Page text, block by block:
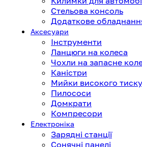
Стельова консоль
Додаткове
Аксесуари
Інструменти
Ланцюги на колеса
Чохли на запасне
Каністри
Мийки високого тиску
Пилососи
Домкрати
Компресори
Електроніка
Зарядні станції
Сонячні панелі